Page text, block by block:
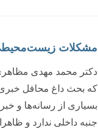
مشکلات زیست‌محیطی
دکتر محمد مهدی
که بحث داغ محافل خبری
بسیاری از رسانه‌ها و
جنبه داخلی ندارد و